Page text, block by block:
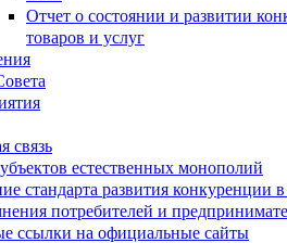
Отчет о состоянии и развитии
товаров и услуг
связь
естественных монополий
стандарта развития конкуренции
потребителей и
ссылки на официальные сайты